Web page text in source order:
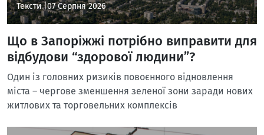
Тексти |07 Серпня 2026
Що в Запоріжжі потрібно виправити для
відбудови “здорової людини”?
Один із головних ризиків повоєнного відновлення
міста – чергове зменшення зеленої зони заради нових
житлових та торговельних комплексів